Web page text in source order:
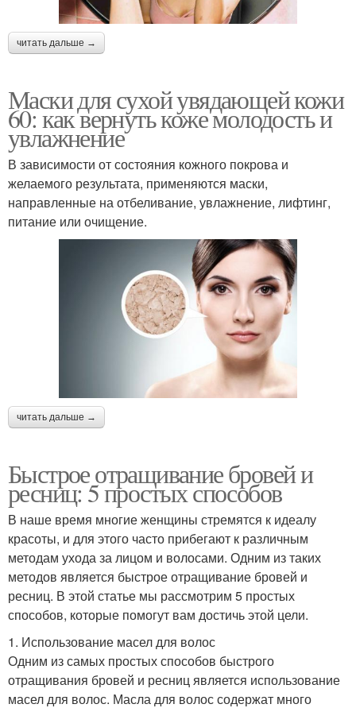
читать дальше →
Маски для сухой увядающей кожи
60: как вернуть коже молодость и
увлажнение
В зависимости от состояния кожного покрова и
желаемого результата, применяются маски,
направленные на отбеливание, увлажнение, лифтинг,
питание или очищение.
читать дальше →
Быстрое отращивание бровей и
ресниц: 5 простых способов
В наше время многие женщины стремятся к идеалу
красоты, и для этого часто прибегают к различным
методам ухода за лицом и волосами. Одним из таких
методов является быстрое отращивание бровей и
ресниц. В этой статье мы рассмотрим 5 простых
способов, которые помогут вам достичь этой цели.
1. Использование масел для волос
Одним из самых простых способов быстрого
отращивания бровей и ресниц является использование
масел для волос. Масла для волос содержат много